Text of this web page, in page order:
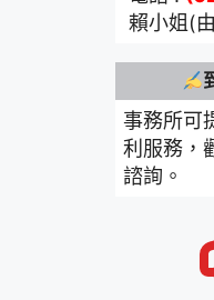
賴小姐(
事務所可
利服務，
諮詢。